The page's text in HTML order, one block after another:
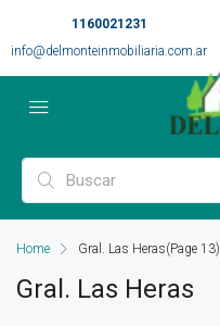
1160021231
info@delmonteinmobiliaria.com.ar
Home Gral. Las Heras(Page 13)
Gral. Las Heras